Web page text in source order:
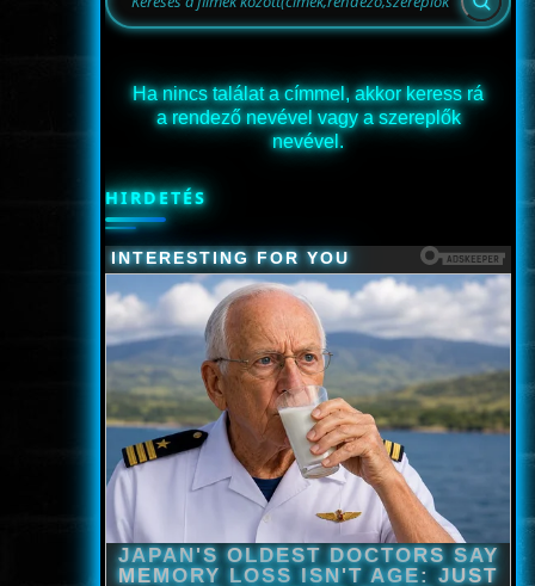
Ha nincs találat a címmel, akkor keress rá
a rendező nevével vagy a szereplők
nevével.
HIRDETÉS